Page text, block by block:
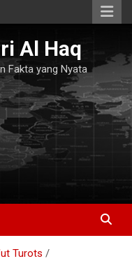
Al Haq
Fakta yang Nyata
Turots